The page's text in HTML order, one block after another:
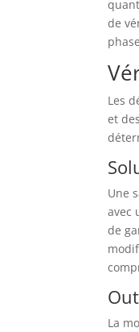
de
Les
et
Une
avec
de
La